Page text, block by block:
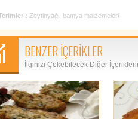
: Zeytinyağlı bamya malzemeleri
BENZER İÇERİKLER
İlginizi Çekebilecek Diğer